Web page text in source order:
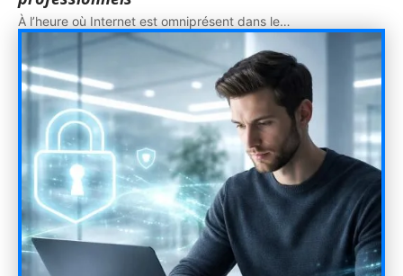
À l’heure où Internet est omniprésent dans le…